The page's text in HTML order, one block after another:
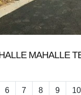
MAHALLE
6 7 8 9 10